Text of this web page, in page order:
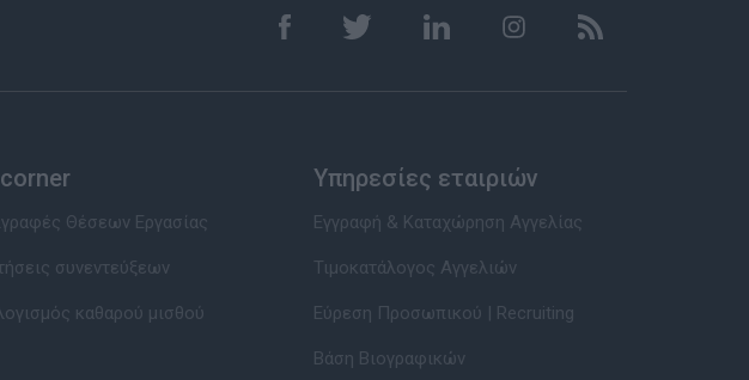
Θέσεων Εργασίας
συνεντεύξεων
καθαρού μισθού
Υπηρεσίες εταιριών
Εγγραφή & Καταχώρηση Αγγελίας
Τιμοκατάλογος Αγγελιών
Εύρεση Προσωπικού | Recruiting
Βάση Βιογραφικών